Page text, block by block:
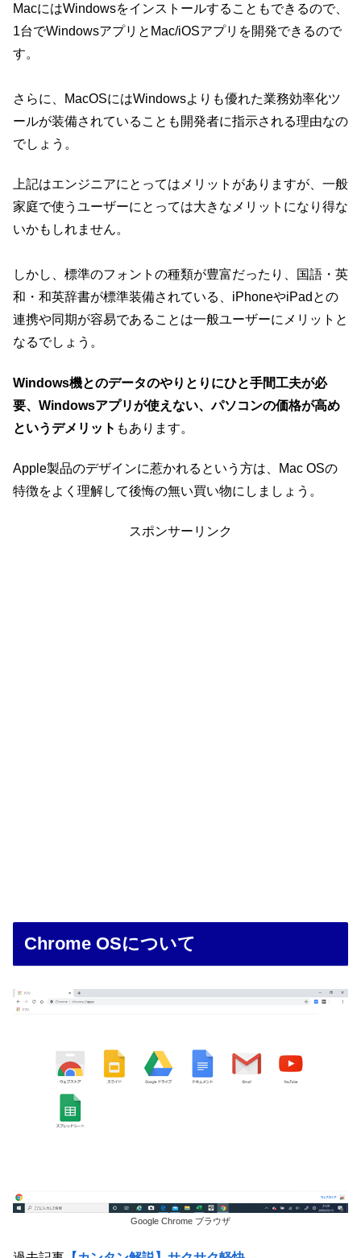
MacにはWindowsをインストールすることもできるので、
1台でWindowsアプリとMac/iOSアプリを開発できるので
す。
さらに、MacOSにはWindowsよりも優れた業務効率化ツ
ールが装備されていることも開発者に指示される理由なの
でしょう。
上記はエンジニアにとってはメリットがありますが、一般
家庭で使うユーザーにとっては大きなメリットになり得な
いかもしれません。
しかし、標準のフォントの種類が豊富だったり、国語・英
和・和英辞書が標準装備されている、iPhoneやiPadとの
連携や同期が容易であることは一般ユーザーにメリットと
なるでしょう。
Windows機とのデータのやりとりにひと手間工夫が必
要、Windowsアプリが使えない、パソコンの価格が高め
というデメリット もあります。
Apple製品のデザインに惹かれるという方は、Mac OSの
特徴をよく理解して後悔の無い買い物にしましょう。
スポンサーリンク
Chrome OSについて
Google Chrome ブラウザ